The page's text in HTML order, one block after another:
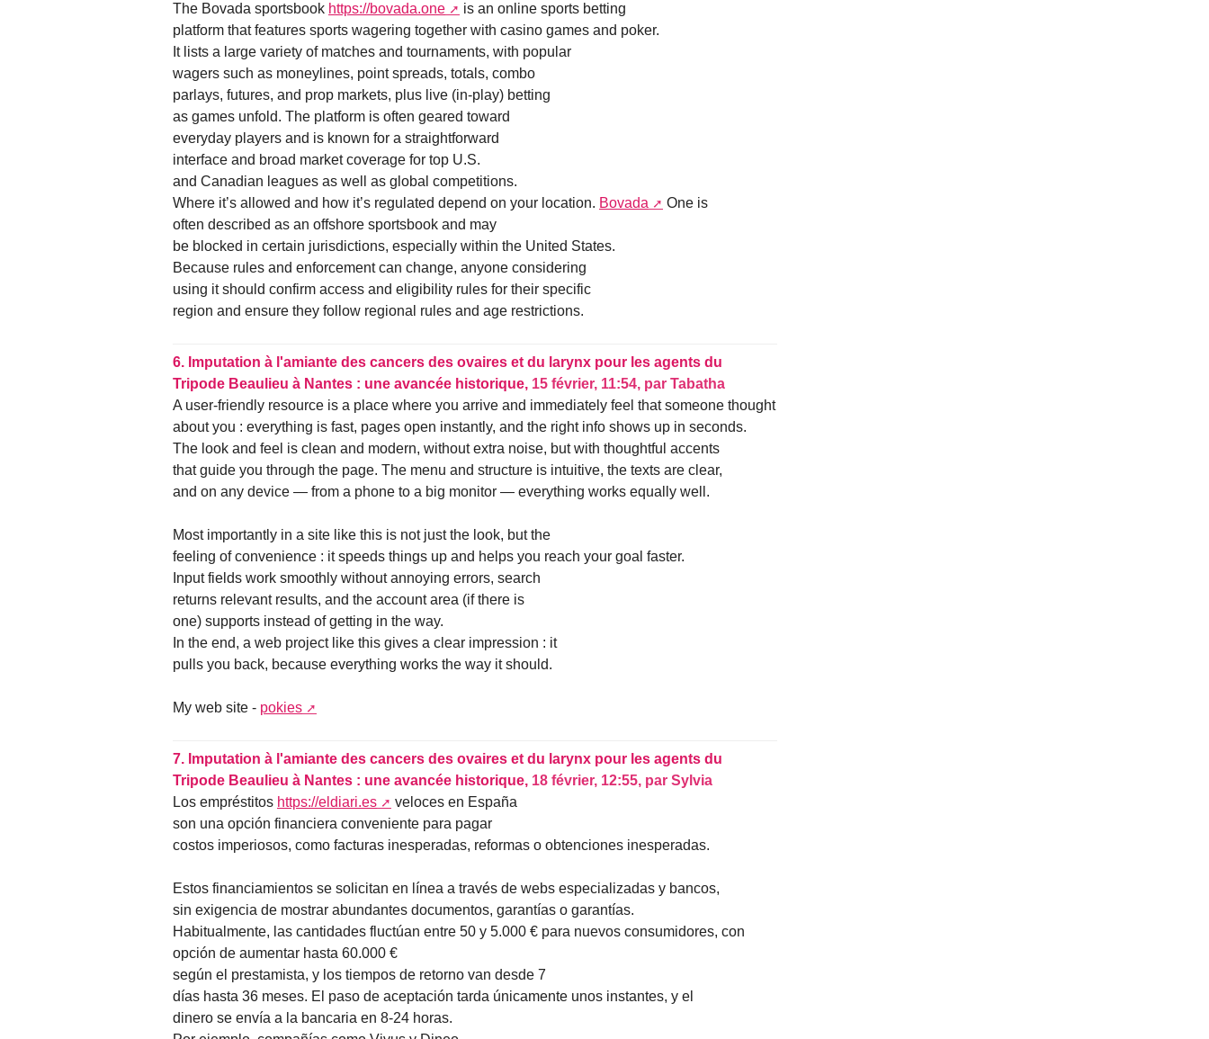
The Bovada sportsbook https://bovada.one
is an online sports betting
platform that features sports wagering together with casino games and poker.
It lists a large variety of matches and tournaments, with popular
wagers such as moneylines, point spreads, totals, combo
parlays, futures, and prop markets, plus live (in-play) betting
as games unfold. The platform is often geared toward
everyday players and is known for a straightforward
interface and broad market coverage for top U.S.
and Canadian leagues as well as global competitions.
Where it’s allowed and how it’s regulated depend on your location. Bovada
One is
often described as an offshore sportsbook and may
be blocked in certain jurisdictions, especially within the United States.
Because rules and enforcement can change, anyone considering
using it should confirm access and eligibility rules for their specific
region and ensure they follow regional rules and age restrictions.
6. Imputation à l'amiante des cancers des ovaires et du larynx pour les agents du
Tripode Beaulieu à Nantes : une avancée historique, 15 février, 11:54, par Tabatha
A user-friendly resource is a place where you arrive and immediately feel that someone thought
about you : everything is fast, pages open instantly, and the right info shows up in seconds.
The look and feel is clean and modern, without extra noise, but with thoughtful accents
that guide you through the page. The menu and structure is intuitive, the texts are clear,
and on any device — from a phone to a big monitor — everything works equally well.
Most importantly in a site like this is not just the look, but the
feeling of convenience : it speeds things up and helps you reach your goal faster.
Input fields work smoothly without annoying errors, search
returns relevant results, and the account area (if there is
one) supports instead of getting in the way.
In the end, a web project like this gives a clear impression : it
pulls you back, because everything works the way it should.
My web site - pokies
7. Imputation à l'amiante des cancers des ovaires et du larynx pour les agents du
Tripode Beaulieu à Nantes : une avancée historique, 18 février, 12:55, par Sylvia
Los empréstitos https://eldiari.es
veloces en España
son una opción financiera conveniente para pagar
costos imperiosos, como facturas inesperadas, reformas o obtenciones inesperadas.
Estos financiamientos se solicitan en línea a través de webs especializadas y bancos,
sin exigencia de mostrar abundantes documentos, garantías o garantías.
Habitualmente, las cantidades fluctúan entre 50 y 5.000 € para nuevos consumidores, con
opción de aumentar hasta 60.000 €
según el prestamista, y los tiempos de retorno van desde 7
días hasta 36 meses. El paso de aceptación tarda únicamente unos instantes, y el
dinero se envía a la bancaria en 8-24 horas.